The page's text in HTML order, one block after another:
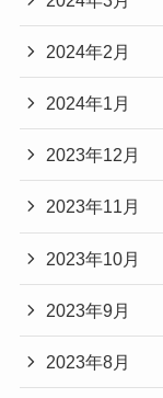
2024年2月
2024年1月
2023年12月
2023年11月
2023年10月
2023年9月
2023年8月